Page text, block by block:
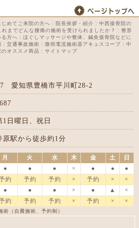
じめてご来院の方へ 院長挨拶・紹介
中西接骨院の
れまでどんな腰痛の施術を受けられましたか？
整形
る方へ
ほぐしマッサージや整体、鍼灸接骨院などに
交通事故施術 微弱電流施術器アキュスコープ
中
のオススメ商品
サイトマップ
愛知県豊橋市平川町28-2
1日曜日、祝日
原駅から徒歩約1分
月 火 水 木 金 土
日
● ● ● × ● ●
●
約 予約 予約 × 予約 ×
×
● ● ● × ● ▲
×
約 予約 予約 × 予約 × ×
（自費施術、予約制）